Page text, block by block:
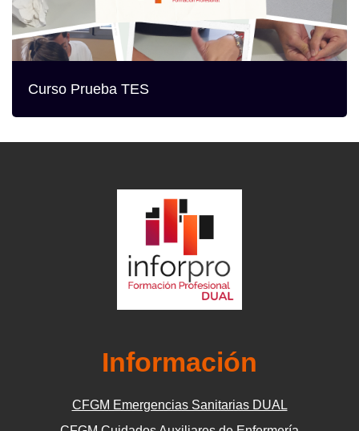
Curso Prueba TES
Información
CFGM Emergencias Sanitarias DUAL